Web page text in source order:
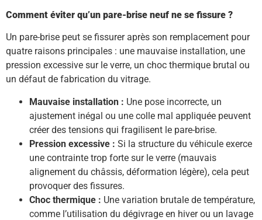
Comment éviter qu’un pare-brise neuf ne se fissure ?
Un pare-brise peut se fissurer après son remplacement pour
quatre raisons principales : une mauvaise installation, une
pression excessive sur le verre, un choc thermique brutal ou
un défaut de fabrication du vitrage.
Mauvaise installation : Une pose incorrecte, un
ajustement inégal ou une colle mal appliquée peuvent
créer des tensions qui fragilisent le pare-brise.
Pression excessive : Si la structure du véhicule exerce
une contrainte trop forte sur le verre (mauvais
alignement du châssis, déformation légère), cela peut
provoquer des fissures.
Choc thermique : Une variation brutale de température,
comme l’utilisation du dégivrage en hiver ou un lavage